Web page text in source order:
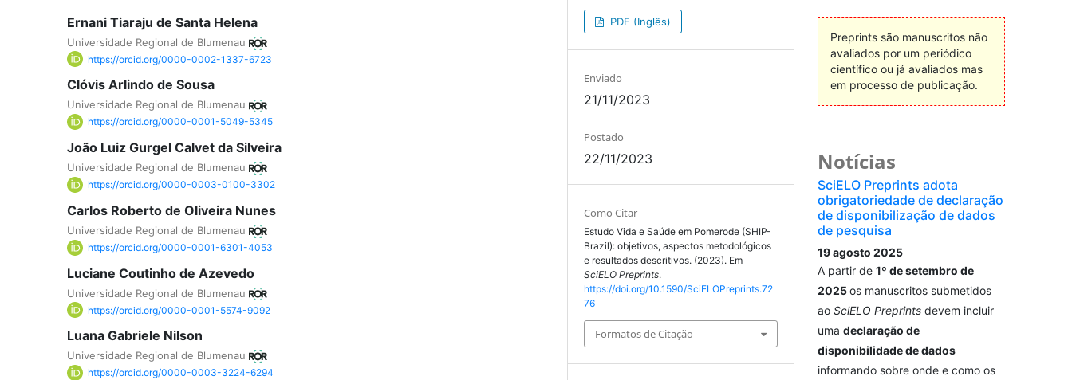
Ernani Tiaraju de Santa Helena
Universidade Regional de Blumenau
https://orcid.org/0000-0002-1337-6723
Clóvis Arlindo de Sousa
Universidade Regional de Blumenau
https://orcid.org/0000-0001-5049-5345
João Luiz Gurgel Calvet da Silveira
Universidade Regional de Blumenau
https://orcid.org/0000-0003-0100-3302
Carlos Roberto de Oliveira Nunes
Universidade Regional de Blumenau
https://orcid.org/0000-0001-6301-4053
Luciane Coutinho de Azevedo
Universidade Regional de Blumenau
https://orcid.org/0000-0001-5574-9092
Luana Gabriele Nilson
Universidade Regional de Blumenau
https://orcid.org/0000-0003-3224-6294
PDF (Inglês)
Enviado
21/11/2023
Postado
22/11/2023
Como Citar
Estudo Vida e Saúde em Pomerode (SHIP-
Brazil): objetivos, aspectos metodológicos
e resultados descritivos. (2023). Em
SciELO Preprints.
https://doi.org/10.1590/SciELOPreprints.72
76
Formatos de Citação
Preprints são manuscritos não
avaliados por um periódico
científico ou já avaliados mas
em processo de publicação.
Notícias
SciELO Preprints adota
obrigatoriedade de declaração
de disponibilização de dados
de pesquisa
19 agosto 2025
A partir de 1º de setembro de
2025os manuscritos submetidos
ao SciELO Preprintsdevem incluir
uma declaração de
disponibilidade de dados
informando sobre onde e como os